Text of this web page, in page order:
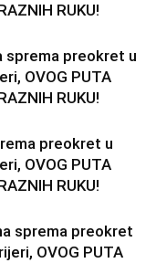
RUKU!
sprema preokret u
OVOG PUTA
RUKU!
preokret u
OVOG PUTA
RUKU!
sprema preokret
OVOG PUTA